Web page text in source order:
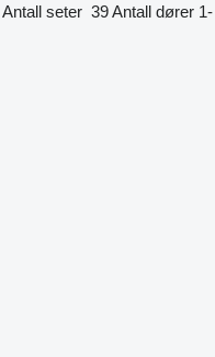
Antall seter 39Antall dører 1-